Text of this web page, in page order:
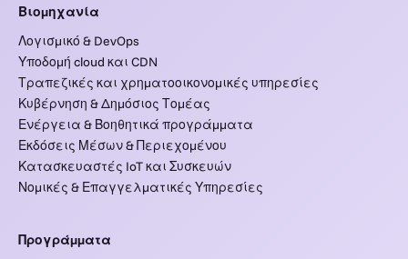
Βιομηχανία
Λογισμικό & DevOps
Υποδομή cloud και CDN
Τραπεζικές και χρηματοοικονομικές υπηρεσίες
Κυβέρνηση & Δημόσιος Τομέας
Ενέργεια & Βοηθητικά προγράμματα
Εκδόσεις Μέσων & Περιεχομένου
Κατασκευαστές IoT και Συσκευών
Νομικές & Επαγγελματικές Υπηρεσίες
Προγράμματα